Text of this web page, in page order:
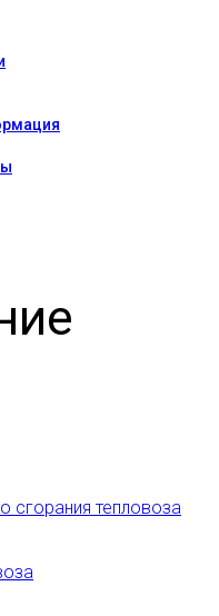
сгорания тепловоза